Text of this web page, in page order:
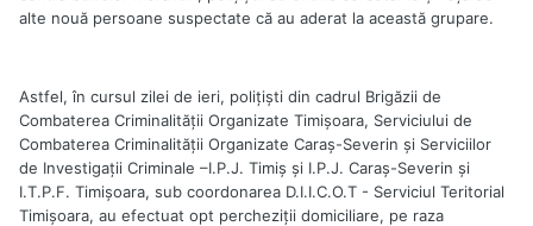
alte nouă persoane suspectate că au aderat la această grupare.
Astfel, în cursul zilei de ieri, poliţişti din cadrul Brigăzii de
Combaterea Criminalităţii Organizate Timişoara, Serviciului de
Combaterea Criminalităţii Organizate Caraş-Severin şi Serviciilor
de Investigaţii Criminale –I.P.J. Timiş şi I.P.J. Caraş-Severin și
I.T.P.F. Timișoara, sub coordonarea D.I.I.C.O.T - Serviciul Teritorial
Timişoara, au efectuat opt percheziţii domiciliare, pe raza